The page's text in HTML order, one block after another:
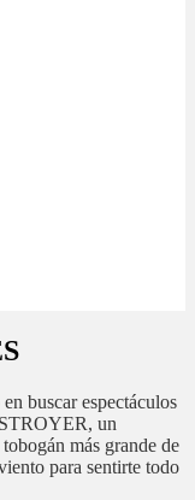
buscar espectáculos
un
más grande de
para sentirte todo